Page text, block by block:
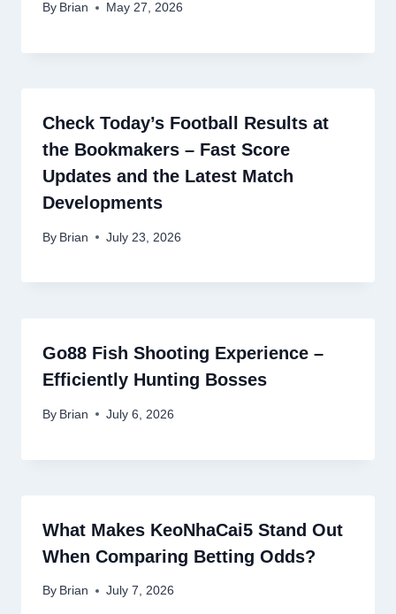
By Brian May 27, 2026
Check Today’s Football Results at
the Bookmakers – Fast Score
Updates and the Latest Match
Developments
By Brian July 23, 2026
Go88 Fish Shooting Experience –
Efficiently Hunting Bosses
By Brian July 6, 2026
What Makes KeoNhaCai5 Stand Out
When Comparing Betting Odds?
By Brian July 7, 2026